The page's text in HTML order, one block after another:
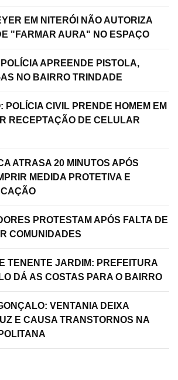
EM NITERÓI NÃO AUTORIZA
"FARMAR AURA" NO ESPAÇO
APREENDE PISTOLA,
NO BAIRRO TRINDADE
POLÍCIA CIVIL PRENDE HOMEM EM
RECEPTAÇÃO DE CELULAR
ATRASA 20 MINUTOS APÓS
MEDIDA PROTETIVA E
PROTESTAM APÓS FALTA DE
COMUNIDADES
TENENTE JARDIM: PREFEITURA
DÁ AS COSTAS PARA O BAIRRO
VENTANIA DEIXA
E CAUSA TRANSTORNOS NA